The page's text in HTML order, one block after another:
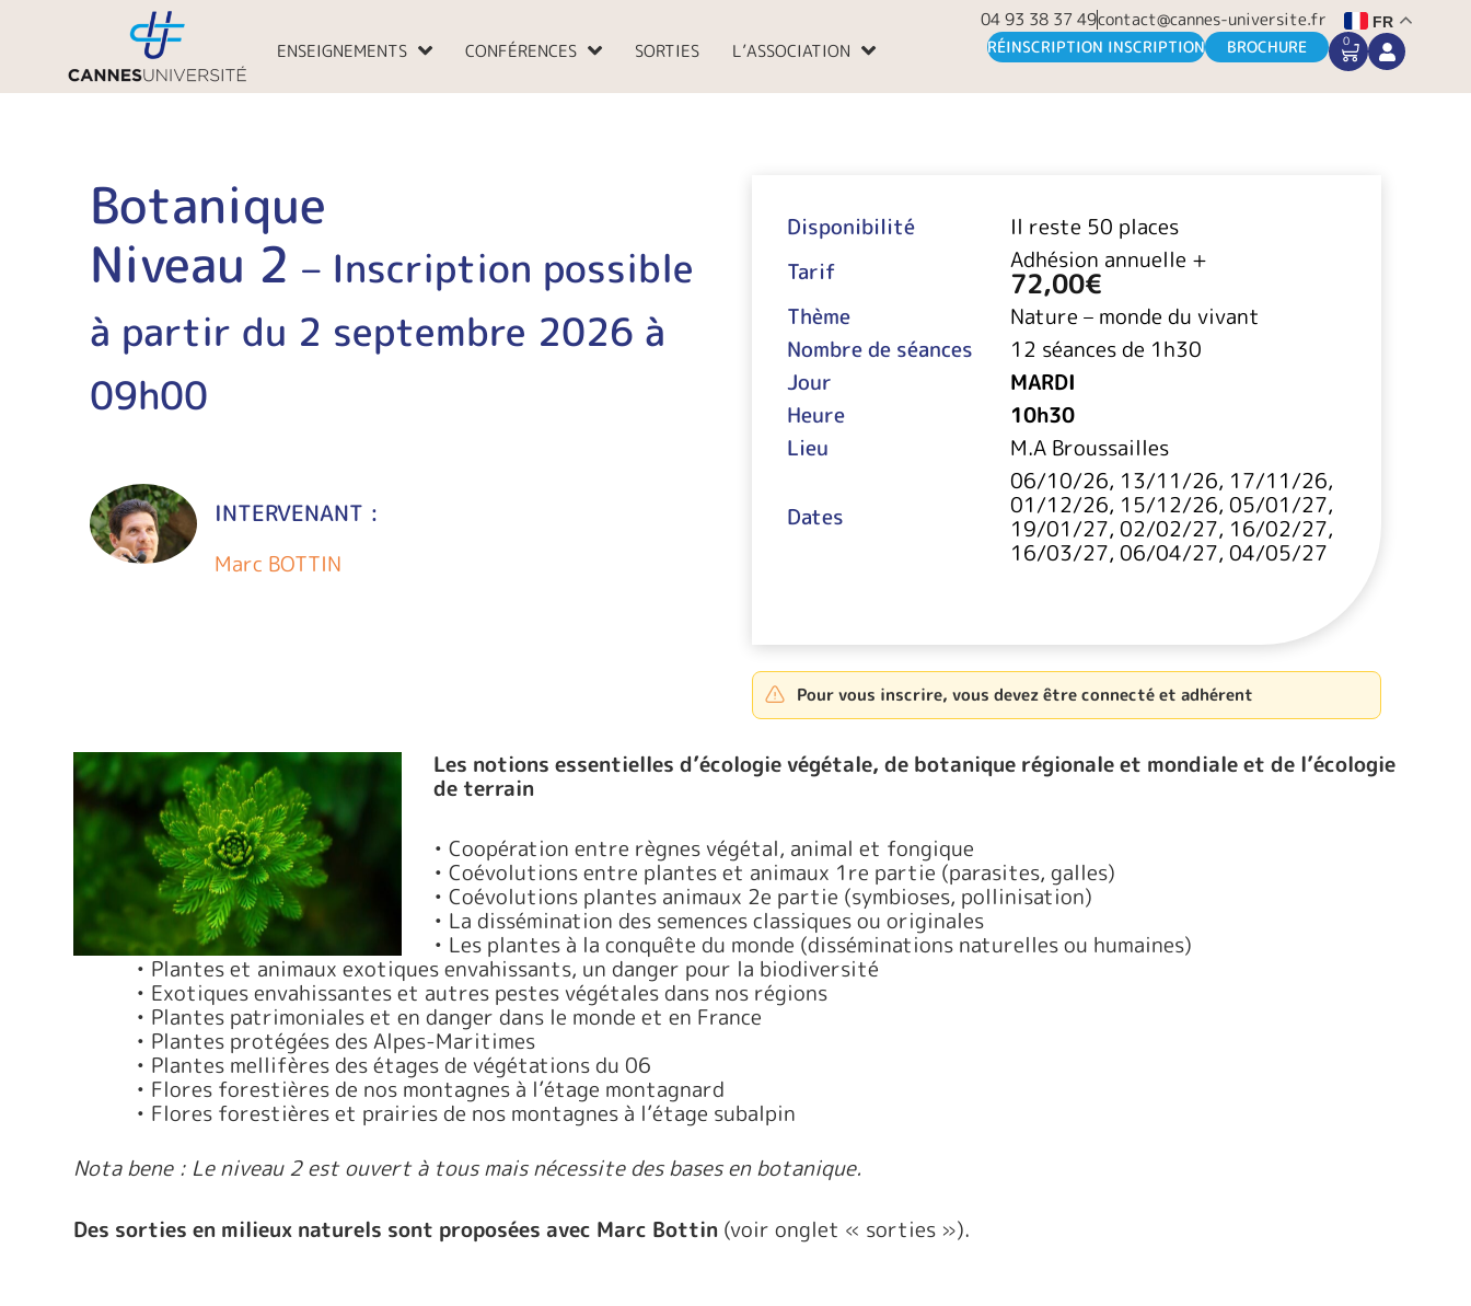
04 93 38 37 49contact@cannes-universite.fr FR
ENSEIGNEMENTS CONFÉRENCES SORTIES L’ASSOCIATION RÉINSCRIPTION INSCRIPTION BROCHURE 0
CART
Botanique
Niveau 2 – Inscription possible
à partir du 2 septembre 2026 à
09h00
INTERVENANT :
Marc BOTTIN
Disponibilité
Il reste 50 places
Tarif
Adhésion annuelle +
72,00€
Thème
Nature – monde du vivant
Nombre de séances
12 séances de 1h30
Jour
MARDI
Heure
10h30
Lieu
M.A Broussailles
Dates
06/10/26, 13/11/26, 17/11/26,
01/12/26, 15/12/26, 05/01/27,
19/01/27, 02/02/27, 16/02/27,
16/03/27, 06/04/27, 04/05/27
Pour vous inscrire, vous devez être connecté et adhérent
Les notions essentielles d’écologie végétale, de botanique régionale et mondiale et de l’écologie
de terrain
• Coopération entre règnes végétal, animal et fongique
• Coévolutions entre plantes et animaux 1re partie (parasites, galles)
• Coévolutions plantes animaux 2e partie (symbioses, pollinisation)
• La dissémination des semences classiques ou originales
• Les plantes à la conquête du monde (disséminations naturelles ou humaines)
• Plantes et animaux exotiques envahissants, un danger pour la biodiversité
• Exotiques envahissantes et autres pestes végétales dans nos régions
• Plantes patrimoniales et en danger dans le monde et en France
• Plantes protégées des Alpes-Maritimes
• Plantes mellifères des étages de végétations du 06
• Flores forestières de nos montagnes à l’étage montagnard
• Flores forestières et prairies de nos montagnes à l’étage subalpin
Nota bene : Le niveau 2 est ouvert à tous mais nécessite des bases en botanique.
Des sorties en milieux naturels sont proposées avec Marc Bottin (voir onglet « sorties »).